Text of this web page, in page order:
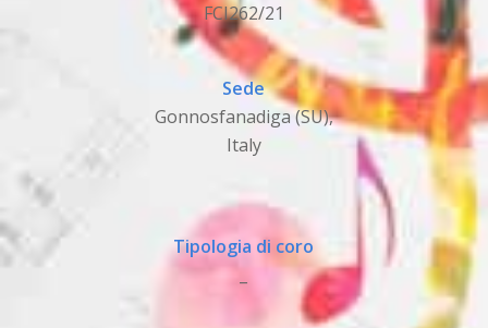
FCI262/21
Sede
Gonnosfanadiga (SU),
Italy
Tipologia di coro